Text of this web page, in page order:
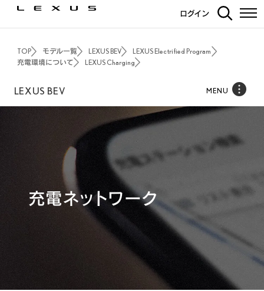
ログイン
TOP モデル一覧 LEXUS BEV
LEXUS Electrified Program
充電環境について
LEXUS Charging
充電ネットワーク
LEXUS BEV MENU